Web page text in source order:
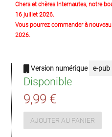
Chers et chères Internautes, notre
16 juillet 2026.
Vous pourrez commander à
2026.
Version numérique e-pub
Disponible
9,99 €
AJOUTER AU PANIER